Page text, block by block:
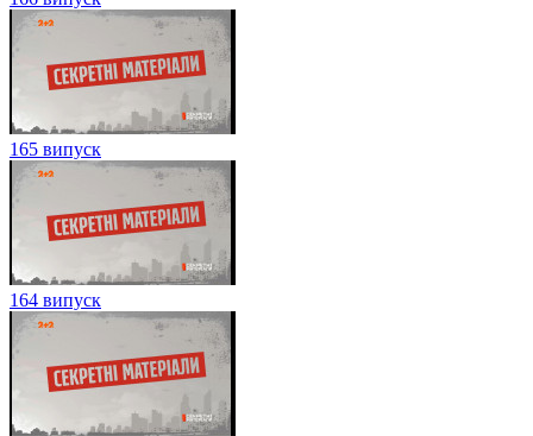
165 випуск
164 випуск